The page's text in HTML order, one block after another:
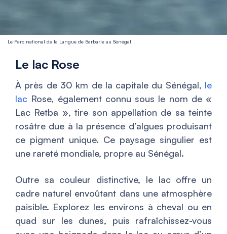
Le Parc national de la Langue de Barbarie au Sénégal
Le lac Rose
À près de 30 km de la capitale du Sénégal, le
lac Rose, également connu sous le nom de «
Lac Retba », tire son appellation de sa teinte
rosâtre due à la présence d’algues produisant
ce pigment unique. Ce paysage singulier est
une rareté mondiale, propre au Sénégal.
Outre sa couleur distinctive, le lac offre un
cadre naturel envoûtant dans une atmosphère
paisible. Explorez les environs à cheval ou en
quad sur les dunes, puis rafraîchissez-vous